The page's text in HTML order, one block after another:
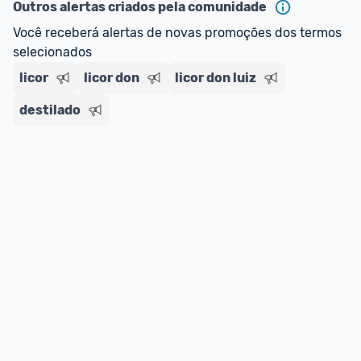
Outros alertas criados pela comunidade
Você receberá alertas de novas promoções dos termos
selecionados
licor
licor don licor don luiz
destilado